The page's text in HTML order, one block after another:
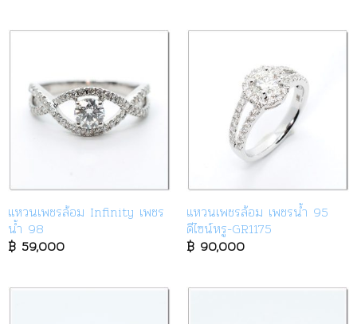
แหวนเพชรล้อม Infinity เพชร
น้ำ 98
฿59,000
แหวนเพชรล้อม เพชรน้ำ 95
ดีไซน์หรู-GR1175
฿90,000